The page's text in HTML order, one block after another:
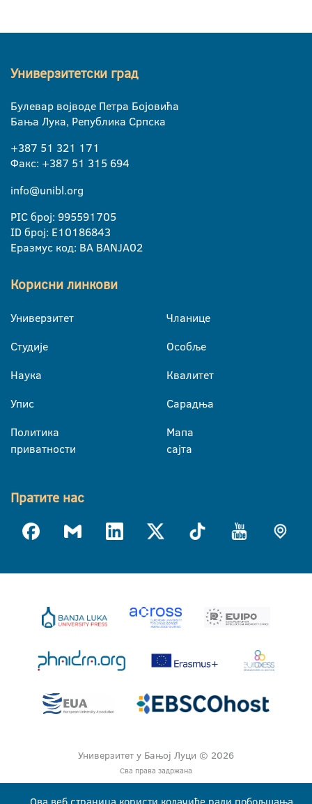
Универзитетски град
Булевар војводе Петра Бојовића
Бања Лука, Република Српска
+387 51 321 171
Факс: +387 51 315 694
info@unibl.org
PIC број: 995591705
ID број: E10186843
Еразмус код: BA BANJA02
Корисни линкови
Универзитет
Студије
Наука
Упис
Политика
приватности
Чланице
Особље
Квалитет
Сарадња
Мапа
сајта
Пратите нас
Универзитет у Бањој Луци © 2026
Сва права задржана